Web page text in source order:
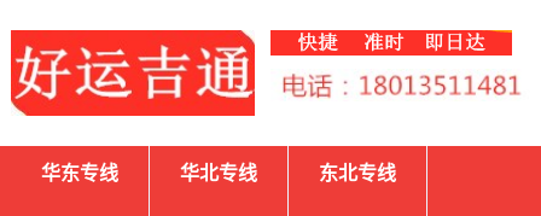
华东专线 华北专线 东北专线